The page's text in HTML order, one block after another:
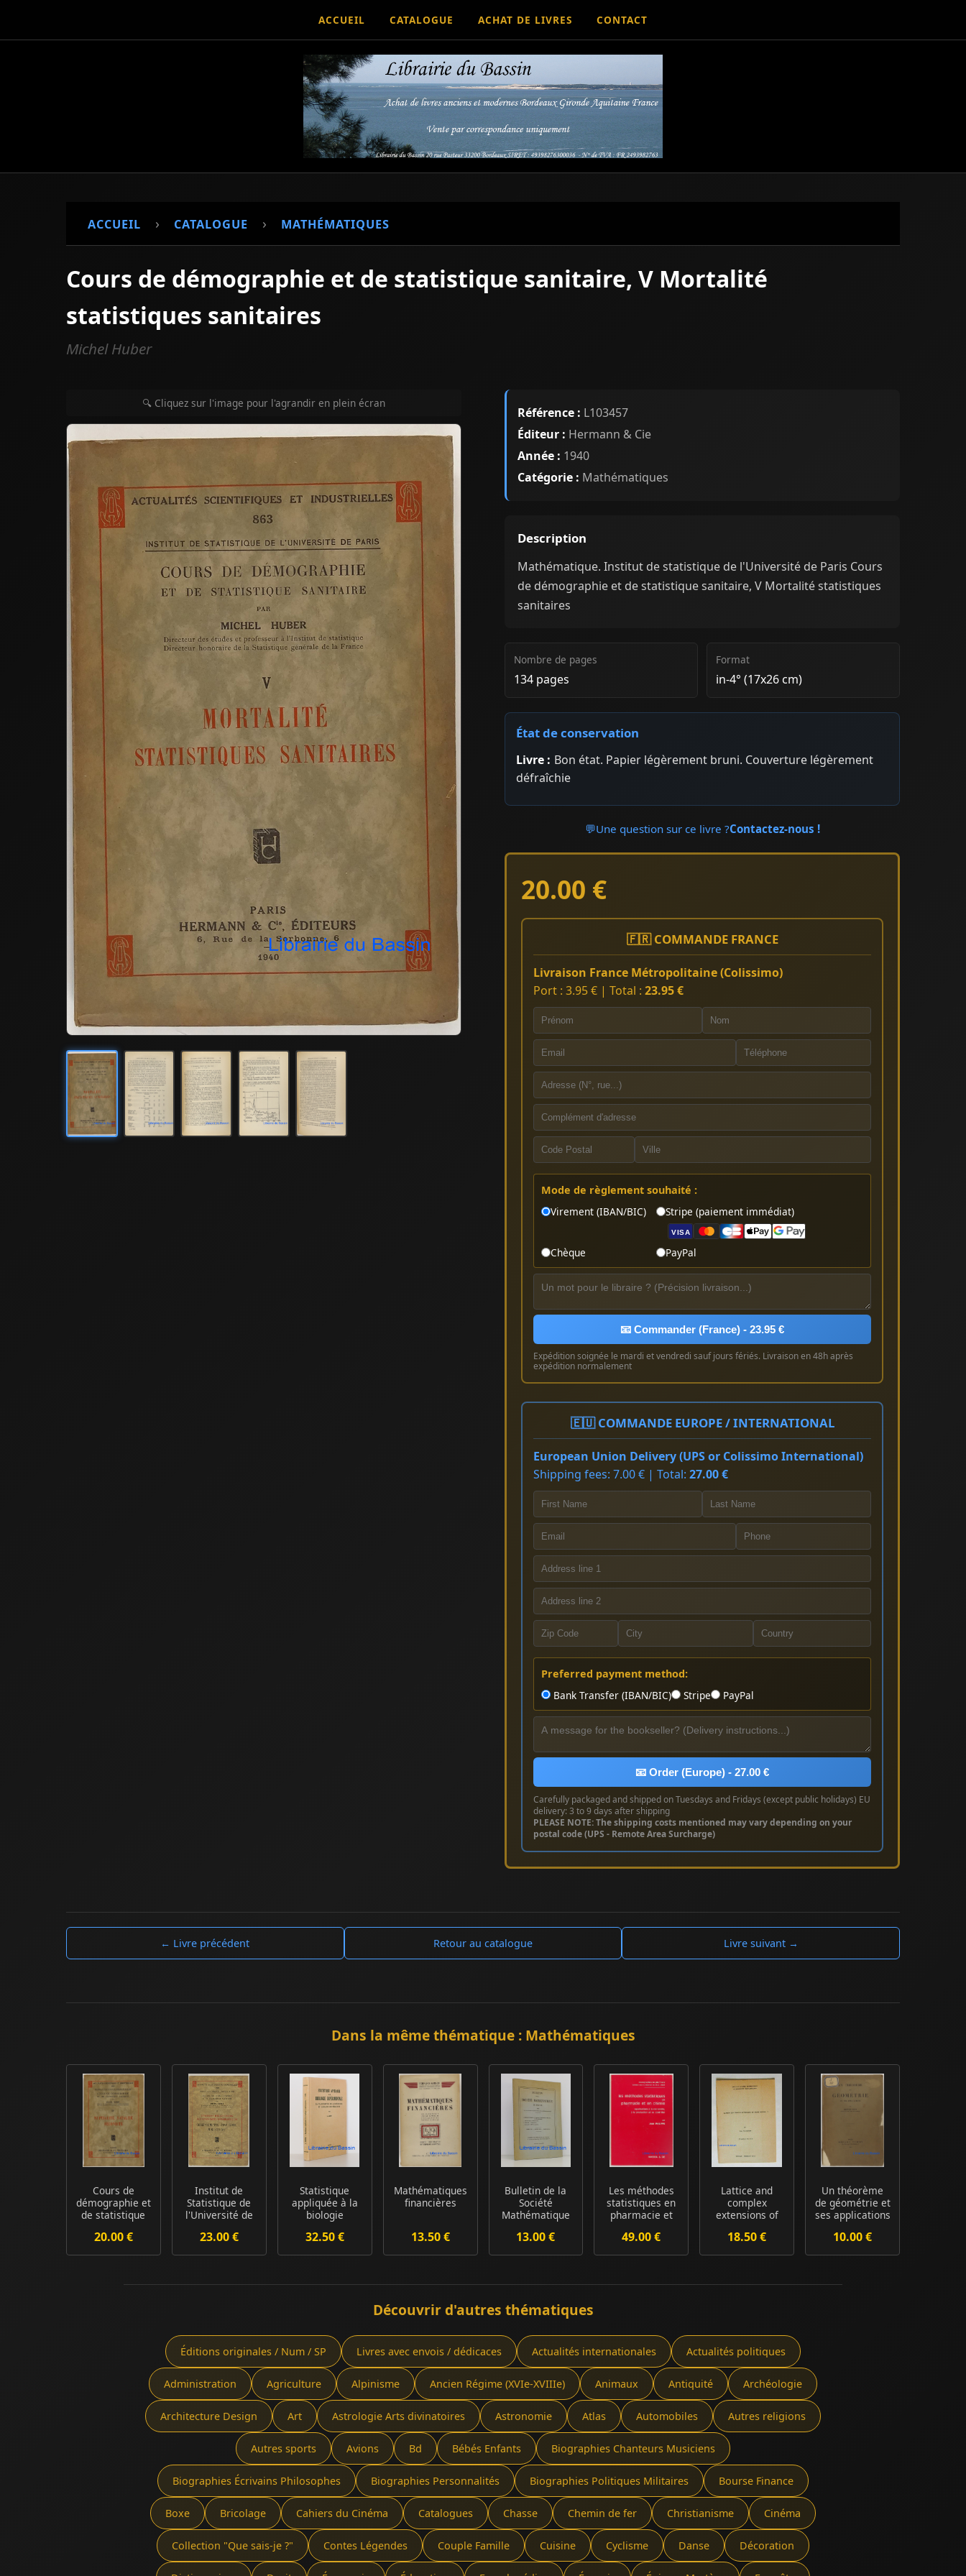
ACCUEIL CATALOGUE ACHAT DE LIVRES CONTACT
ACCUEIL › CATALOGUE › MATHÉMATIQUES
Cours de démographie et de statistique sanitaire, V Mortalité
statistiques sanitaires
Michel Huber
🔍 Cliquez sur l'image pour l'agrandir en plein écran
Référence : L103457
Éditeur : Hermann & Cie
Année : 1940
Catégorie : Mathématiques
Description
Mathématique. Institut de statistique de l'Université de Paris Cours
de démographie et de statistique sanitaire, V Mortalité statistiques
sanitaires
Nombre de pages
134 pages
Format
in-4° (17x26 cm)
État de conservation
Livre : Bon état. Papier légèrement bruni. Couverture légèrement
défraîchie
💬Une question sur ce livre ?Contactez-nous !
20.00 €
🇫🇷 COMMANDE FRANCE
Livraison France Métropolitaine (Colissimo)
Port : 3.95 € | Total : 23.95 €
Mode de règlement souhaité :
Virement (IBAN/BIC)
Stripe (paiement immédiat)
VISA
Chèque PayPal
📧 Commander (France) - 23.95 €
Expédition soignée le mardi et vendredi sauf jours fériés. Livraison en 48h après
expédition normalement
🇪🇺 COMMANDE EUROPE / INTERNATIONAL
European Union Delivery (UPS or Colissimo International)
Shipping fees: 7.00 € | Total: 27.00 €
Preferred payment method:
Bank Transfer (IBAN/BIC)
Stripe PayPal
📧 Order (Europe) - 27.00 €
Carefully packaged and shipped on Tuesdays and Fridays (except public holidays) EU
delivery: 3 to 9 days after shipping
PLEASE NOTE: The shipping costs mentioned may vary depending on your
postal code (UPS - Remote Area Surcharge)
← Livre précédent Retour au catalogue Livre suivant →
Dans la même thématique : Mathématiques
Cours de
démographie et
de statistique
Nu...
20.00 €
Institut de
Statistique de
l'Université de
23.00 €
Statistique
appliquée à la
biologie
La pl...
32.50 €
Mathématiques
financières
13.50 €
Bulletin de la
Société
Mathématique
104 ...
13.00 €
Les méthodes
statistiques en
pharmacie et
49.00 €
Lattice and
complex
extensions of
18.50 €
Un théorème
de géométrie et
ses applications
10.00 €
Découvrir d'autres thématiques
Éditions originales / Num / SP Livres avec envois / dédicaces Actualités internationales Actualités politiques
Administration Agriculture Alpinisme Ancien Régime (XVIe-XVIIIe) Animaux Antiquité Archéologie
Architecture Design Art Astrologie Arts divinatoires Astronomie Atlas Automobiles Autres religions
Autres sports Avions Bd Bébés Enfants Biographies Chanteurs Musiciens
Biographies Écrivains Philosophes Biographies Personnalités Biographies Politiques Militaires Bourse Finance
Boxe Bricolage Cahiers du Cinéma Catalogues Chasse Chemin de fer Christianisme Cinéma
Collection "Que sais-je ?" Contes Légendes Couple Famille Cuisine Cyclisme Danse Décoration